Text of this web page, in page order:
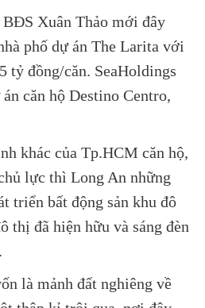
BĐS Xuân Thảo mới đây
phố dự án The Larita với
tỷ đồng/căn. SeaHoldings
căn hộ Destino Centro,
khác của Tp.HCM căn hộ,
lực thì Long An những
triển bất động sản khu đô
thị đã hiện hữu và sáng đèn
là mảnh đất nghiêng về